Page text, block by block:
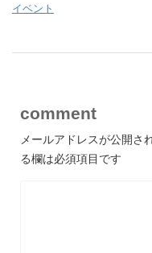
イベント
comment
メールアドレスが公開さ
る欄は必須項目です